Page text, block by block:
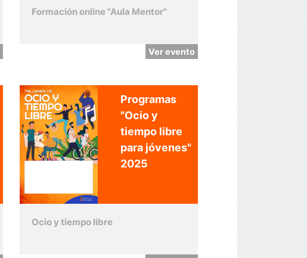
Formación online "Aula Mentor"
Ver evento
Programas
"Ocio y
tiempo libre
para jóvenes"
2025
Ocio y tiempo libre